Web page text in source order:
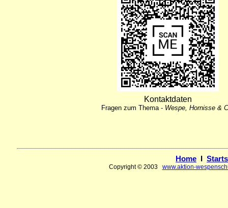
Kontaktdaten
Fragen zum Thema - Wespe, Hornisse &
Home
Copyright © 2003 www.aktion-